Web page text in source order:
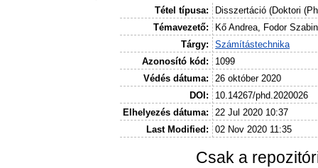
Tétel típusa:
Disszertáció (Doktori
Témavezető:
Kő Andrea, Fodor
Tárgy:
Számítástechnika
Azonosító kód:
1099
Védés dátuma:
26 október 2020
DOI:
10.14267/phd.2020026
Elhelyezés dátuma:
22 Jul 2020 10:37
Last Modified:
02 Nov 2020 11:35
Csak a